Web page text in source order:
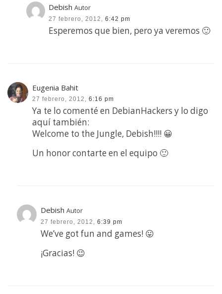
Debish Autor
27 febrero, 2012, 6:42 pm
Esperemos que bien, pero ya veremos 🙂
Eugenia Bahit
27 febrero, 2012, 6:16 pm
Ya te lo comenté en DebianHackers y lo digo
aquí también:
Welcome to the Jungle, Debish!!!! 😀
Un honor contarte en el equipo 🙂
Debish Autor
27 febrero, 2012, 6:39 pm
We’ve got fun and games! 😛
¡Gracias! 😉